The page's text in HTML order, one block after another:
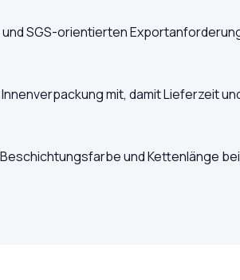
SGS-orientierten
mit, damit Lieferzeit
und Kettenlänge